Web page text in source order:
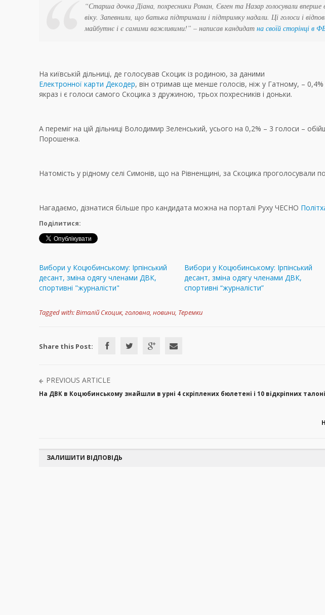
“Старша дочка Діана, похресники Роман, Євген та Назар голосували
віку. Запевнили, що батька підтримали і підтримку надали. Ці голоси і
майбутнє і є самими важливими!” – написав кандидат на своїй сторінці в
На київській дільниці, де голосував Скоцик із родиною, за даними
Електронної карти Декодер, він отримав ще менше голосів, ніж у Гатному, –
якраз і є голоси самого Скоцика з дружиною, трьох похресників і доньки.
А переміг на цій дільниці Володимир Зеленський, усього на 0,2% – 3 голоси –
Порошенка.
Натомість у рідному селі Симонів, що на Рівненщині, за Скоцика проголосували
Нагадаємо, дізнатися більше про кандидата можна на порталі Руху ЧЕСНО
Поділитися:
Вибори у Коцюбинському: Ірпінський
десант, зміна одягу членами ДВК,
спортивні "журналісти"
Вибори у Коцюбинському: Ірпінський
десант, зміна одягу членами ДВК,
спортивні “журналісти”
Tagged with:Віталій Скоцик, головна, новини, Теремки
Share this Post:
PREVIOUS ARTICLE
На ДВК в Коцюбинському знайшли в урні 4 скріплених бюлетені і 10 відкріпних
ЗАЛИШИТИ ВІДПОВІДЬ